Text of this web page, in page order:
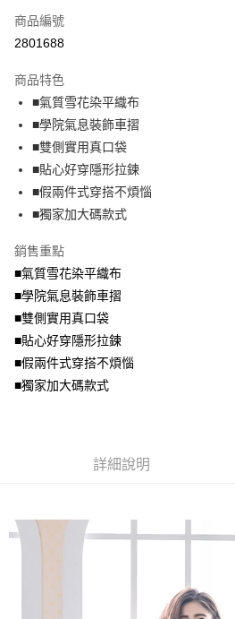
【大哥付你分期使用說明】
1.本服務由台灣大哥大提供，台灣大哥大用戶
流程，驗證手機門號後，選擇欲分期的期數
成交易。
3.實際核准額度、可分期數及費用金額請依後
4.訂單成立30分鐘內，如未前往確認交易或
法說明評估內容。
【繳款方式說明】
1.分期款項不併入電信帳單，「大哥付你分
醒簡訊。
2.透過簡訊連結打開帳單後，可選擇「超商
【注意事項】
1.本服務係由「台灣大哥大股份有限公司」
用戶於交易時，得透過本服務購買商品或服
買賣價金債權讓與本公司後，依約使用本公司
資料（包含姓名、電話或地址）提供予台灣
由本公司與您本人進行分期帳單所需資料之
3.完整用戶服務條款，請詳閱以下連結：
AFTEE先享後付
【關於「AFTEE先享後付」】
AFTEE先享後付是「在收到商品之後才付款
便利好安心！
１．簡單：不需註冊會員、不需綁卡、不需儲
２．便利：只要手機號碼，簡訊認證，即可結
３．安心：先確認商品／服務後，再付款。
【「AFTEE先享後付」結帳流程】
１．於結帳方式選擇「AFTEE先享後付」後
３．收到繳費通知簡訊後14天內，點擊此簡
ATM／網路銀行／等多元方式進行付款，方視
※ 請注意：結帳手續完成當下不需立刻繳費
購買商品的店家。未經商家同意取消之訂單
後付繳納相關費用。
※ 交易是否成功請以「AFTEE先享後付 」之
是否繳費成功／繳費後需取消欲退款等相關
客戶支援中心」 https://
２．關於個人資料處理事宜，請瀏覽以下網址
任。
４．使用「AFTEE先享後付」時，將依據
５．嚴禁一人註冊多個帳號或使用他人資訊
恩沛科技股份有限公司將有權停止該用戶之
ATM付款
全家取貨付款
每筆NT$70，滿NT$699(含以上)免運費
付款後全家取貨
每筆NT$70，滿NT$699(含以上)免運費
7-11取貨付款
每筆NT$70，滿NT$799(含以上)免運費
付款後7-11取貨
每筆NT$70，滿NT$699(含以上)免運費
宅配
商品編號
2801688
商品特色
■氣質雪花染平織布
■學院氣息裝飾車摺
■雙側實用真口袋
■貼心好穿隱形拉鍊
■假兩件式穿搭不煩惱
■獨家加大碼款式
銷售重點
■氣質雪花染平織布
■學院氣息裝飾車摺
■雙側實用真口袋
■貼心好穿隱形拉鍊
■假兩件式穿搭不煩惱
■獨家加大碼款式
詳細說明